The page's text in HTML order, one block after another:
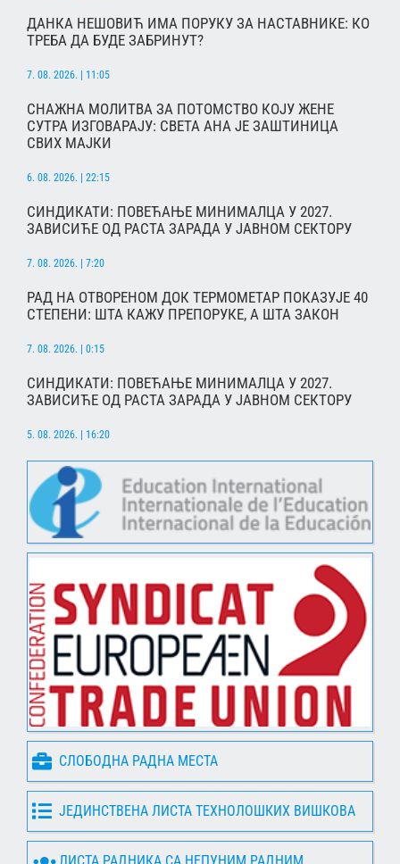
ДАНКА НЕШОВИЋ ИМА ПОРУКУ ЗА НАСТАВНИКЕ: КО
ТРЕБА ДА БУДЕ ЗАБРИНУТ?
7. 08. 2026. | 11:05
СНАЖНА МОЛИТВА ЗА ПОТОМСТВО КОЈУ ЖЕНЕ
СУТРА ИЗГОВАРАЈУ: СВЕТА АНА ЈЕ ЗАШТИНИЦА
СВИХ МАЈКИ
6. 08. 2026. | 22:15
СИНДИКАТИ: ПОВЕЋАЊЕ МИНИМАЛЦА У 2027.
ЗАВИСИЋЕ ОД РАСТА ЗАРАДА У ЈАВНОМ СЕКТОРУ
7. 08. 2026. | 7:20
РАД НА ОТВОРЕНОМ ДОК ТЕРМОМЕТАР ПОКАЗУЈЕ 40
СТЕПЕНИ: ШТА КАЖУ ПРЕПОРУКЕ, А ШТА ЗАКОН
7. 08. 2026. | 0:15
СИНДИКАТИ: ПОВЕЋАЊЕ МИНИМАЛЦА У 2027.
ЗАВИСИЋЕ ОД РАСТА ЗАРАДА У ЈАВНОМ СЕКТОРУ
5. 08. 2026. | 16:20
СЛОБОДНА РАДНА МЕСТА
ЈЕДИНСТВЕНА ЛИСТА ТЕХНОЛОШКИХ ВИШКОВА